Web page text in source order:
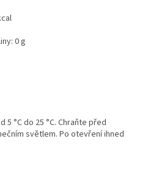
0 g
°C do 25 °C. Chraňte před
světlem. Po otevření ihned